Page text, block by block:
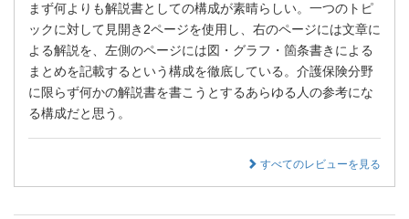
まず何よりも解説書としての構成が素晴らしい。一つのトピ
ックに対して見開き2ページを使用し、右のページには文章に
よる解説を、左側のページには図・グラフ・箇条書きによる
まとめを記載するという構成を徹底している。介護保険分野
に限らず何かの解説書を書こうとするあらゆる人の参考にな
る構成だと思う。
すべてのレビューを見る